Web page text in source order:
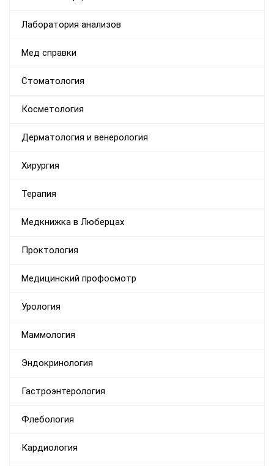
Лаборатория анализов
Мед справки
Стоматология
Косметология
Дерматология и венерология
Хирургия
Терапия
Медкнижка в Люберцах
Проктология
Медицинский профосмотр
Урология
Маммология
Эндокринология
Гастроэнтерология
Флебология
Кардиология